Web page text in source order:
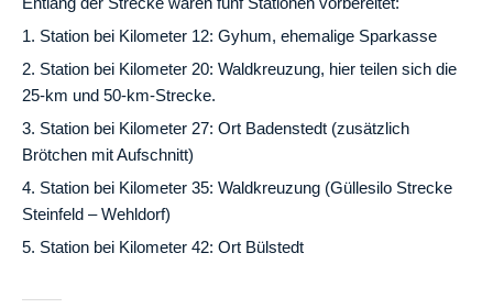
1. Station bei Kilometer 12: Gyhum, ehemalige Sparkasse
2. Station bei Kilometer 20: Waldkreuzung, hier teilen sich die
25-km und 50-km-Strecke.
3. Station bei Kilometer 27: Ort Badenstedt (zusätzlich
Brötchen mit Aufschnitt)
4. Station bei Kilometer 35: Waldkreuzung (Güllesilo Strecke
Steinfeld – Wehldorf)
5. Station bei Kilometer 42: Ort Bülstedt